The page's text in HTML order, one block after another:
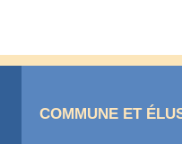
COMMUNE ET